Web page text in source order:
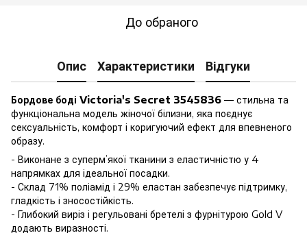
До обраного
Опис Характеристики Відгуки
Бордове боді Victoria's Secret 3545836 — стильна та
функціональна модель жіночої білизни, яка поєднує
сексуальність, комфорт і коригуючий ефект для впевненого
образу.
- Виконане з суперм’якої тканини з еластичністю у 4
напрямках для ідеальної посадки.
- Склад 71% поліамід і 29% еластан забезпечує підтримку,
гладкість і зносостійкість.
- Глибокий виріз і регульовані бретелі з фурнітурою Gold V
додають виразності.